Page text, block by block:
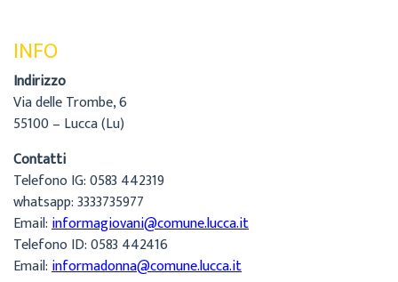
INFO
Indirizzo
Via delle Trombe, 6
55100 – Lucca (Lu)
Contatti
Telefono IG: 0583 442319
whatsapp: 3333735977
Email:informagiovani@comune.lucca.it
Telefono ID: 0583 442416
Email:informadonna@comune.lucca.it